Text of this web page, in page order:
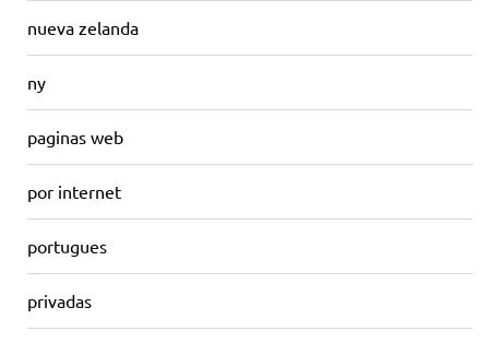
nueva zelanda
ny
paginas web
por internet
portugues
privadas